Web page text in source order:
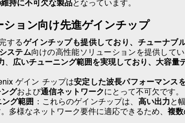
持に不可欠な製品となっています。
ション向け先進ゲインチップ
するゲインチップも提供しており、 チューナブ
ステム向けの高性能ソリューションを提供して
、 広いチューニング範囲を実現しており、 大容量
ゲイン チップは安定した波長パフォーマンス
グおよび通信ネットワークにとって不可欠です。
グ範囲
：これらのゲインチップは、 高い出力 と
。多様なネットワーク要件に適応できるため、複